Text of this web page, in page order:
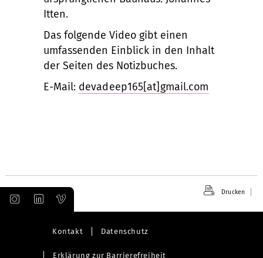
Itten.
Das folgende Video gibt einen
umfassenden Einblick in den Inhalt
der Seiten des Notizbuches.
E-Mail: devadeep165[at]gmail.com
Drucken
Kontakt Datenschutz
Erklärung zur Barrierefreiheit